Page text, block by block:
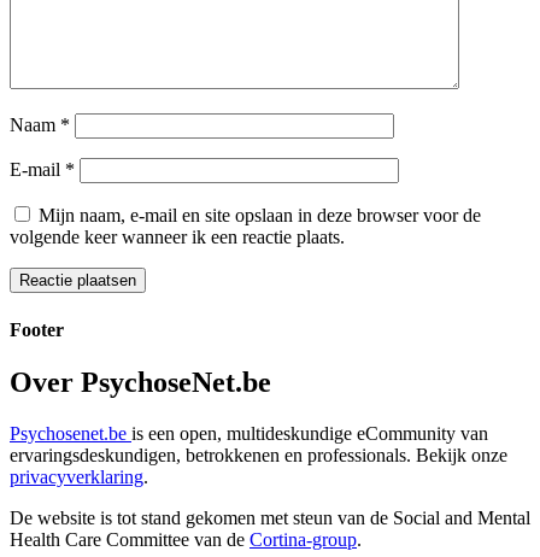
Naam *
E-mail *
Mijn naam, e-mail en site opslaan in deze browser voor de
volgende keer wanneer ik een reactie plaats.
Footer
Over PsychoseNet.be
Psychosenet.be is een open, multideskundige eCommunity van
ervaringsdeskundigen, betrokkenen en professionals. Bekijk onze
privacyverklaring.
De website is tot stand gekomen met steun van de Social and Mental
Health Care Committee van de Cortina-group.